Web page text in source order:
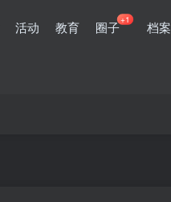
活动 教育 圈子+1 档案